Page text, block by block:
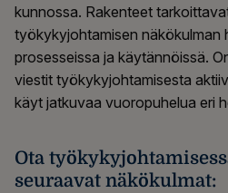
kunnossa. Rakenteet
työkykyjohtamisen näkökulman
prosesseissa ja käytännöissä.
viestit työkykyjohtamisesta
käyt jatkuvaa vuoropuhelua eri
Ota
seuraavat näkökulmat: